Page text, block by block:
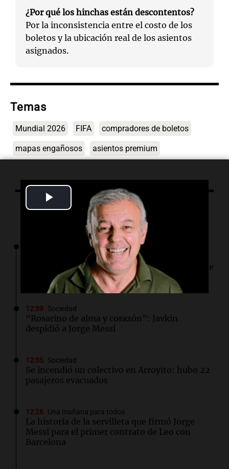
Video
¿Por qué los hinchas están descontentos?
Por la inconsistencia entre el costo de los
boletos y la ubicación real de los asientos
asignados.
Temas
Mundial 2026 FIFA compradores de boletos
mapas engañosos asientos premium
Lo último
AFA dispuso un minuto de silencio y
brazaletes negros por el fallecimiento de Jorge
12:39 Sociedad
“Rosarino de alma y corazón”: Javkin
despidió a Jorge Messi
12:35 Sociedad
Se incendió un colectivo en Arroyito: hubo 22
pasajeros evacuados
12:26 Una mañana para todos
La historia de la servilleta que firmó Jorge
Messi para el primer contrato de Leo con
Barcelona